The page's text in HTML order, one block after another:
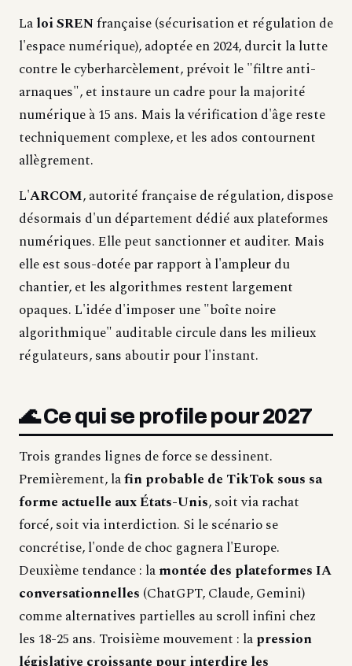
Laloi SRENfrançaise (sécurisation et régulation de
l'espace numérique), adoptée en 2024, durcit la lutte
contre le cyberharcèlement, prévoit le "filtre anti-
arnaques", et instaure un cadre pour la majorité
numérique à 15 ans. Mais la vérification d'âge reste
techniquement complexe, et les ados contournent
allègrement.
L'ARCOM, autorité française de régulation, dispose
désormais d'un département dédié aux plateformes
numériques. Elle peut sanctionner et auditer. Mais
elle est sous-dotée par rapport à l'ampleur du
chantier, et les algorithmes restent largement
opaques. L'idée d'imposer une "boîte noire
algorithmique" auditable circule dans les milieux
régulateurs, sans aboutir pour l'instant.
🌊 Ce qui se profile pour 2027
Trois grandes lignes de force se dessinent.
Premièrement, lafin probable de TikTok sous sa
forme actuelle aux États-Unis, soit via rachat
forcé, soit via interdiction. Si le scénario se
concrétise, l'onde de choc gagnera l'Europe.
Deuxième tendance : lamontée des plateformes IA
conversationnelles (ChatGPT, Claude, Gemini)
comme alternatives partielles au scroll infini chez
les 18-25 ans. Troisième mouvement : lapression